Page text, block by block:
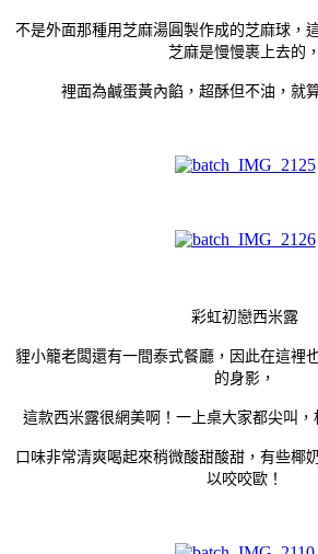
不是外面那種用芝麻湯圓製作成的芝麻球，
芝麻是慢慢裹上去的，
裡面為鹹蛋黃內餡，超酥但不油，就
彩虹初戀西米露
貍小籠老闆還有一間泰式餐廳，因此在這裡
的身影，
這款西米露很網美啊！一上桌大家都尖叫，
口味非常清爽喝起來稍微酸甜酸甜，有些椰
以咬咬歐！